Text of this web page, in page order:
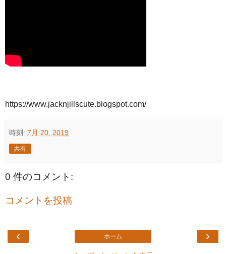
https://www.jacknjillscute.blogspot.com/
時刻: 7月 20, 2019
共有
0 件のコメント:
コメントを投稿
‹ ›
ホーム